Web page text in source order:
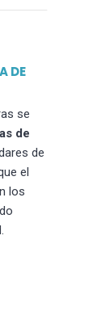
DE
se
de
de
el
los